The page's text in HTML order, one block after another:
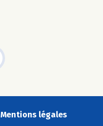
Mentions légales